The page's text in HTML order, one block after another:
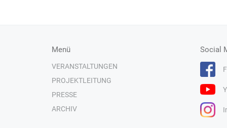
Menü
VERANSTALTUNGEN
PROJEKTLEITUNG
PRESSE
ARCHIV
Social